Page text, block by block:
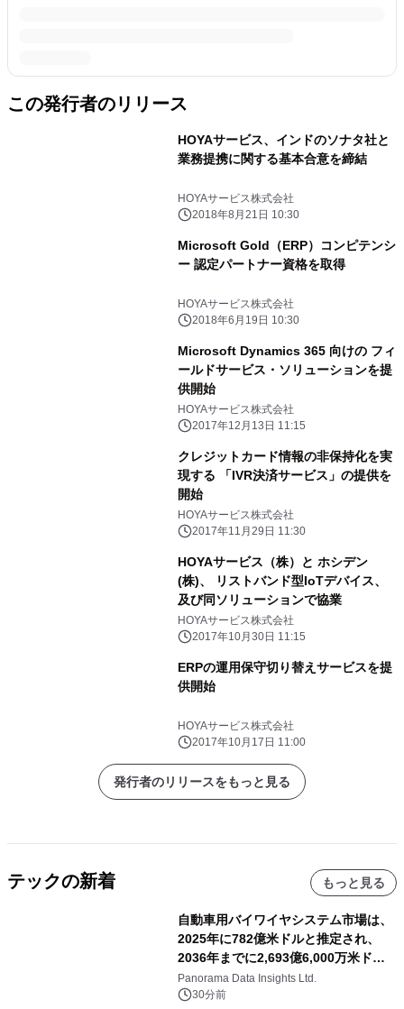
この発行者のリリース
HOYAサービス、インドのソナタ社と
業務提携に関する基本合意を締結
HOYAサービス株式会社
2018年8月21日 10:30
Microsoft Gold（ERP）コンピテンシ
ー 認定パートナー資格を取得
HOYAサービス株式会社
2018年6月19日 10:30
Microsoft Dynamics 365 向けの フィ
ールドサービス・ソリューションを提
供開始
HOYAサービス株式会社
2017年12月13日 11:15
クレジットカード情報の非保持化を実
現する 「IVR決済サービス」の提供を
開始
HOYAサービス株式会社
2017年11月29日 11:30
HOYAサービス（株）と ホシデン
(株)、 リストバンド型IoTデバイス、
及び同ソリューションで協業
HOYAサービス株式会社
2017年10月30日 11:15
ERPの運用保守切り替えサービスを提
供開始
HOYAサービス株式会社
2017年10月17日 11:00
発行者のリリースをもっと見る
テックの新着 もっと見る
自動車用バイワイヤシステム市場は、
2025年に782億米ドルと推定され、
2036年までに2,693億6,000万米ドル
に達すると予測されており、予測期間
（2026年～2036年）
Panorama Data Insights Ltd.
30分前